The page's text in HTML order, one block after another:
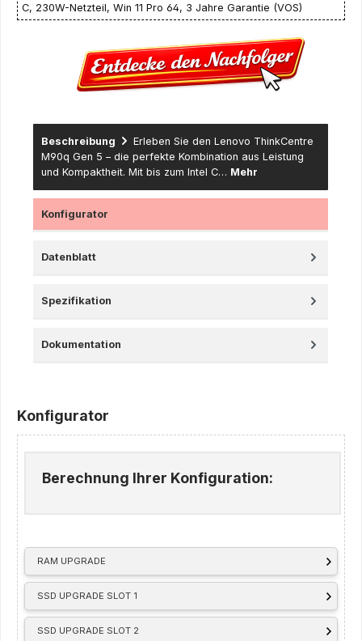
C, 230W-Netzteil, Win 11 Pro 64, 3 Jahre Garantie (VOS)
Beschreibung
Erleben Sie den Lenovo ThinkCentre
M90q Gen 5 – die perfekte Kombination aus Leistung
und Kompaktheit. Mit bis zum Intel C… Mehr
Konfigurator
Datenblatt
Spezifikation
Dokumentation
Konfigurator
RAM UPGRADE
SSD UPGRADE SLOT 1
SSD UPGRADE SLOT 2
Berechnung Ihrer Konfiguration: